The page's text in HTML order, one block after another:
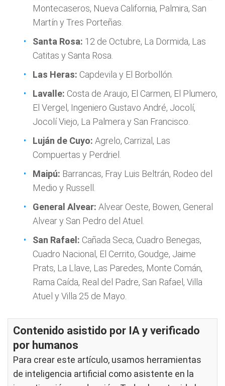
Montecaseros, Nueva California, Palmira, San
Martín y Tres Porteñas.
Santa Rosa: 12 de Octubre, La Dormida, Las
Catitas y Santa Rosa.
Las Heras: Capdevila y El Borbollón.
Lavalle: Costa de Araujo, El Carmen, El Plumero,
El Vergel, Ingeniero Gustavo André, Jocolí,
Jocolí Viejo, La Palmera y San Francisco.
Luján de Cuyo: Agrelo, Carrizal, Las
Compuertas y Perdriel.
Maipú: Barrancas, Fray Luis Beltrán, Rodeo del
Medio y Russell.
General Alvear: Alvear Oeste, Bowen, General
Alvear y San Pedro del Atuel.
San Rafael: Cañada Seca, Cuadro Benegas,
Cuadro Nacional, El Cerrito, Goudge, Jaime
Prats, La Llave, Las Paredes, Monte Comán,
Rama Caída, Real del Padre, San Rafael, Villa
Atuel y Villa 25 de Mayo.
Contenido asistido por IA y verificado
por humanos
Para crear este artículo, usamos herramientas
de inteligencia artificial como asistente en la